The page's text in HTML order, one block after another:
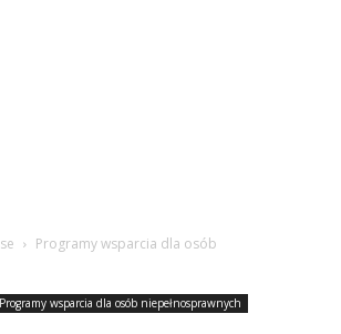
Programy wsparcia dla osób
Programy wsparcia dla osób niepełnosprawnych